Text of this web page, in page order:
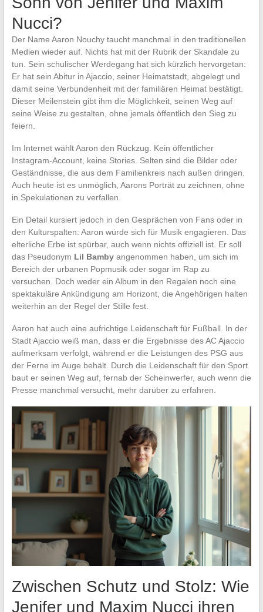
Nucci?
Der Name Aaron Nouchy taucht manchmal in den traditionellen
Medien wieder auf. Nichts hat mit der Rubrik der Skandale zu
tun. Sein schulischer Werdegang hat sich kürzlich hervorgetan:
Er hat sein Abitur in Ajaccio, seiner Heimatstadt, abgelegt und
damit seine Verbundenheit mit der familiären Heimat bestätigt.
Dieser Meilenstein gibt ihm die Möglichkeit, seinen Weg auf
seine Weise zu gestalten, ohne jemals öffentlich den Sieg zu
feiern.
Im Internet wählt Aaron den Rückzug. Kein öffentlicher
Instagram-Account, keine Stories. Selten sind die Bilder oder
Geständnisse, die aus dem Familienkreis nach außen dringen.
Auch heute ist es unmöglich, Aarons Porträt zu zeichnen, ohne
in Spekulationen zu verfallen.
Ein Detail kursiert jedoch in den Gesprächen von Fans oder in
den Kulturspalten: Aaron würde sich für Musik engagieren. Das
elterliche Erbe ist spürbar, auch wenn nichts offiziell ist. Er soll
das Pseudonym Lil Bambyangenommen haben, um sich im
Bereich der urbanen Popmusik oder sogar im Rap zu
versuchen. Doch weder ein Album in den Regalen noch eine
spektakuläre Ankündigung am Horizont, die Angehörigen halten
weiterhin an der Regel der Stille fest.
Aaron hat auch eine aufrichtige Leidenschaft für Fußball. In der
Stadt Ajaccio weiß man, dass er die Ergebnisse des AC Ajaccio
aufmerksam verfolgt, während er die Leistungen des PSG aus
der Ferne im Auge behält. Durch die Leidenschaft für den Sport
baut er seinen Weg auf, fernab der Scheinwerfer, auch wenn die
Presse manchmal versucht, mehr darüber zu erfahren.
Zwischen Schutz und Stolz: Wie
Jenifer und Maxim Nucci ihren